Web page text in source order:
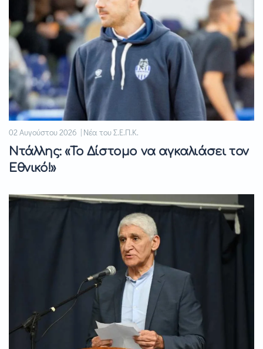
02 Αυγούστου 2026 | Νέα του Σ.Ε.Π.Κ.
Ντάλλης: «Το Δίστομο να αγκαλιάσει τον
Εθνικό!»